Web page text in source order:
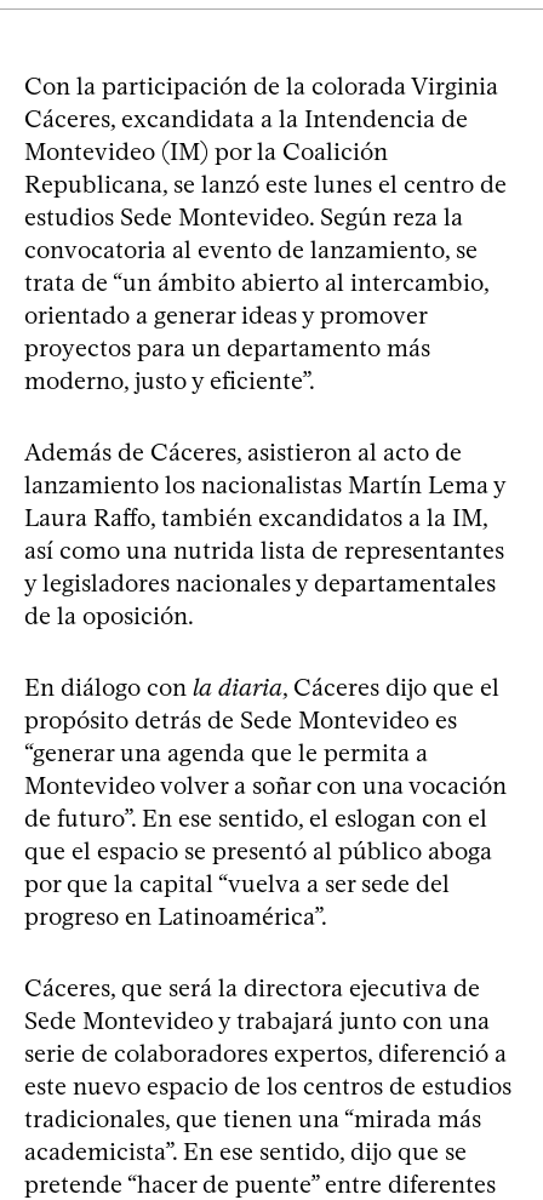
Con la participación de la colorada Virginia
Cáceres, excandidata a la Intendencia de
Montevideo (IM) por la Coalición
Republicana, se lanzó este lunes el centro de
estudios Sede Montevideo. Según reza la
convocatoria al evento de lanzamiento, se
trata de “un ámbito abierto al intercambio,
orientado a generar ideas y promover
proyectos para un departamento más
moderno, justo y eficiente”.
Además de Cáceres, asistieron al acto de
lanzamiento los nacionalistas Martín Lema y
Laura Raffo, también excandidatos a la IM,
así como una nutrida lista de representantes
y legisladores nacionales y departamentales
de la oposición.
En diálogo con la diaria, Cáceres dijo que el
propósito detrás de Sede Montevideo es
“generar una agenda que le permita a
Montevideo volver a soñar con una vocación
de futuro”. En ese sentido, el eslogan con el
que el espacio se presentó al público aboga
por que la capital “vuelva a ser sede del
progreso en Latinoamérica”.
Cáceres, que será la directora ejecutiva de
Sede Montevideo y trabajará junto con una
serie de colaboradores expertos, diferenció a
este nuevo espacio de los centros de estudios
tradicionales, que tienen una “mirada más
academicista”. En ese sentido, dijo que se
pretende “hacer de puente” entre diferentes